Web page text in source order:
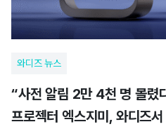
와디즈 뉴스
“사전 알림 2만 4천 명 몰렸
프로젝터 엑스지미, 와디즈